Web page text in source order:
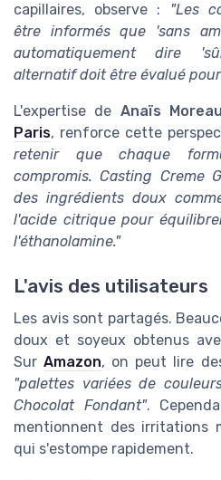
capillaires, observe :
"Les
être informés que 'sans
automatiquement dire
alternatif doit être évalué
L'expertise de Anaïs Moreau
Paris, renforce cette
retenir que chaque
compromis. Casting Creme
des ingrédients doux
l'acide citrique pour
l'éthanolamine."
L'avis des utilisateurs
Les avis sont partagés.
doux et soyeux obtenus
SurAmazon, on peut lire
"palettes variées de
Chocolat Fondant".
mentionnent des irritations
qui s'estompe rapidement.